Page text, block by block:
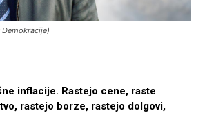
inflacije. Rastejo cene, raste
rastejo borze, rastejo dolgovi,